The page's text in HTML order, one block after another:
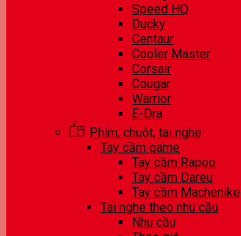
Speed HQ
Ducky
Centaur
Cooler Master
Corsair
Cougar
Warrior
E-Dra
Phím, chuột, tai nghe
Tay cầm game
Tay cầm Rapoo
Tay cầm Dareu
Tay cầm Machenike
Tai nghe theo nhu cầu
Nhu cầu